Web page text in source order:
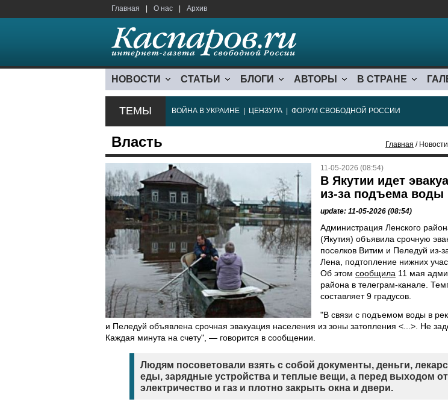
Главная О нас Архив
НОВОСТИ СТАТЬИ БЛОГИ АВТОРЫ В СТРАНЕ
ТЕМЫ ВОЙНА В УКРАИНЕ ЦЕНЗУРА ФОРУМ СВОБОДНОЙ РОССИИ
Власть Главная /
11-05-2026 (08:54)
В Якутии идет
из-за подъема воды
update: 11-05-2026 (08:54)
Администрация Ленского
(Якутия) объявила срочную
поселков Витим и Пеледуй из-
Лена, подтопление нижних
Об этом сообщила 11 мая
района в телеграм-канале.
составляет 9 градусов.
"В связи с подъемом воды в
и Пеледуй объявлена срочная эвакуация населения из зоны затопления <...>. Не
Каждая минута на счету", — говорится в сообщении.
Людям посоветовали взять с собой документы, деньги,
еды, зарядные устройства и теплые вещи, а перед выходом
электричество и газ и плотно закрыть окна и двери.